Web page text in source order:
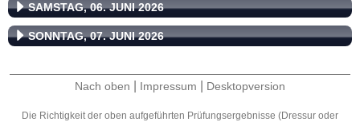
SAMSTAG, 06. JUNI 2026
SONNTAG, 07. JUNI 2026
Nach oben Impressum Desktopversion
Die Richtigkeit der oben aufgeführten Prüfungsergebnisse (Dressur oder